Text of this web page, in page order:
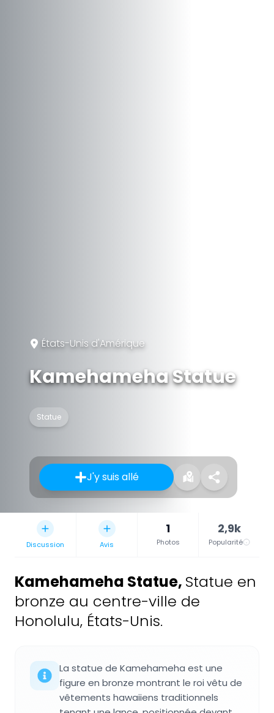
États-Unis d'Amérique
Kamehameha Statue
Statue
J'y suis allé
Discussion Avis
1
Photos
2,9k
Popularité
Kamehameha Statue, Statue en
bronze au centre-ville de
Honolulu, États-Unis.
La statue de Kamehameha est une
figure en bronze montrant le roi vêtu de
vêtements hawaiiens traditionnels